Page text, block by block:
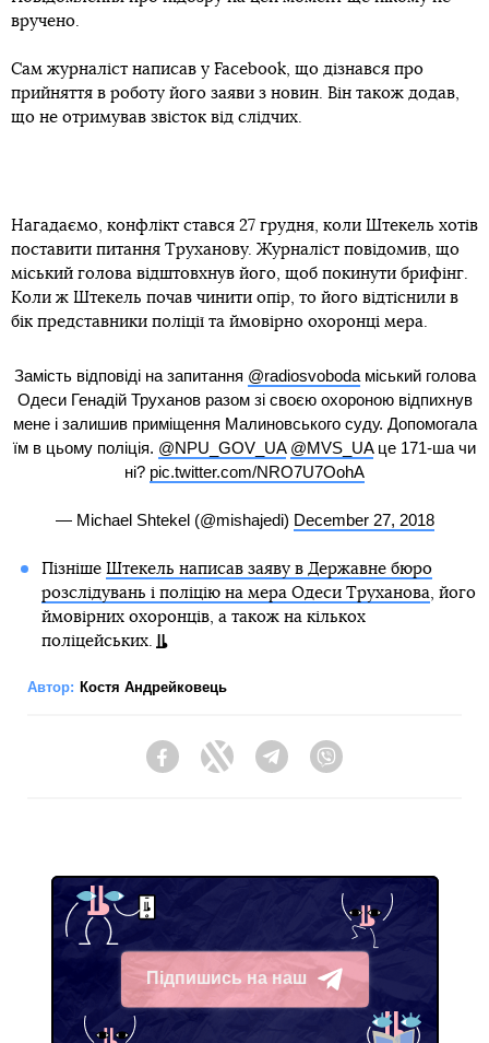
вручено.
Сам журналіст написав у Facebook, що дізнався про
прийняття в роботу його заяви з новин. Він також додав,
що не отримував звісток від слідчих.
Нагадаємо, конфлікт стався 27 грудня, коли Штекель хотів
поставити питання Труханову. Журналіст повідомив, що
міський голова відштовхнув його, щоб покинути брифінг.
Коли ж Штекель почав чинити опір, то його відтіснили в
бік представники поліції та ймовірно охоронці мера.
Замість відповіді на запитання @radiosvobodaміський голова
Одеси Генадій Труханов разом зі своєю охороною відпихнув
мене і залишив приміщення Малиновського суду. Допомогала
їм в цьому поліція. @NPU_GOV_UA @MVS_UAце 171-ша чи
ні? pic.twitter.com/NRO7U7OohA
— Michael Shtekel (@mishajedi) December 27, 2018
Пізніше Штекель написав заяву в Державне бюро
розслідувань і поліцію на мера Одеси Труханова , його
ймовірних охоронців, а також на кількох
поліцейських.
Автор: Костя Андрейковець
FacebookTwitter Telegram
Підпишись на наш
Telegram